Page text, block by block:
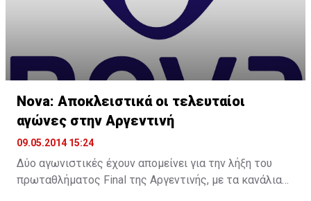
Nova: Αποκλειστικά οι τελευταίοι
αγώνες στην Αργεντινή
09.05.2014 15:24
Δύο αγωνιστικές έχουν απομείνει για την λήξη του
πρωταθλήματος Final της Αργεντινής, με τα κανάλια